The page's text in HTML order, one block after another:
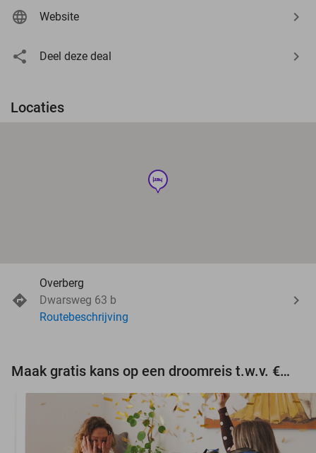
Website
Deel deze deal
Locaties
hotel
Overberg
Dwarsweg 63 b
Routebeschrijving
Maak gratis kans op een droomreis t.w.v. €3.000!